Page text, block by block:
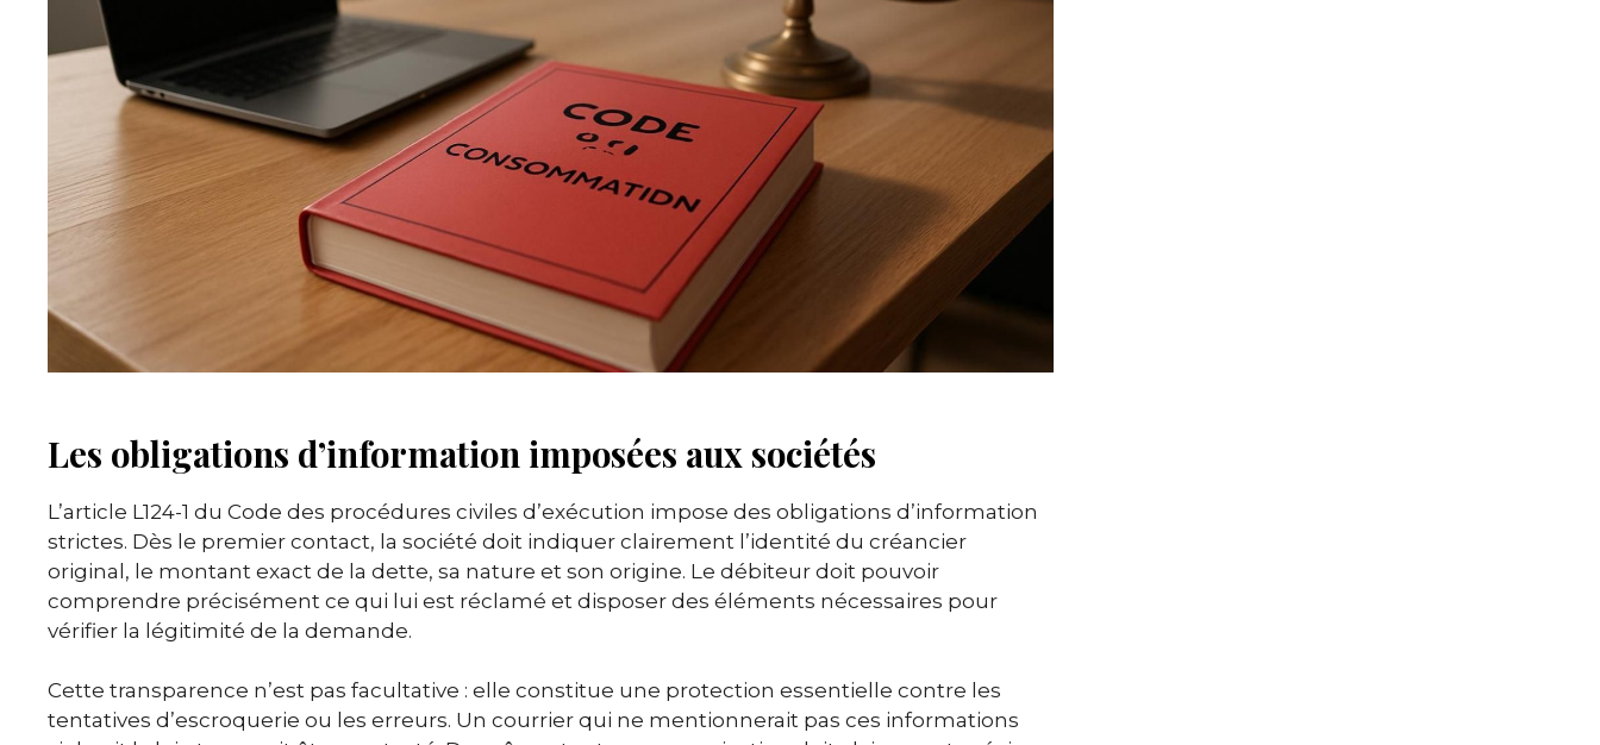
Les obligations d’information imposées aux sociétés
L’article L124-1 du Code des procédures civiles d’exécution impose des obligations d’information
strictes. Dès le premier contact, la société doit indiquer clairement l’identité du créancier
original, le montant exact de la dette, sa nature et son origine. Le débiteur doit pouvoir
comprendre précisément ce qui lui est réclamé et disposer des éléments nécessaires pour
vérifier la légitimité de la demande.
Cette transparence n’est pas facultative : elle constitue une protection essentielle contre les
tentatives d’escroquerie ou les erreurs. Un courrier qui ne mentionnerait pas ces informations